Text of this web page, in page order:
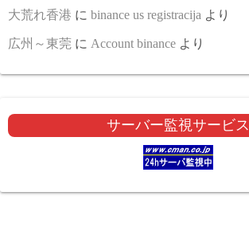
大荒れ香港 に binance us registracija より
広州～東莞 に Account binance より
サーバー監視サービス